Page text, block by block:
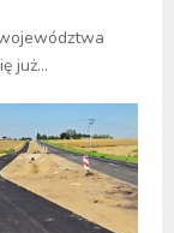
już...